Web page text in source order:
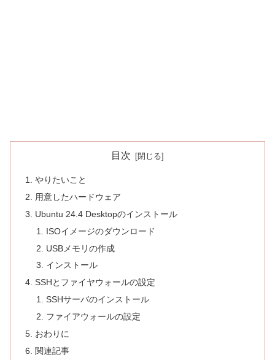
目次
やりたいこと
用意したハードウェア
Ubuntu 24.4 Desktopのインストール
ISOイメージのダウンロード
USBメモリの作成
インストール
SSHとファイヤウォールの設定
SSHサーバのインストール
ファイアウォールの設定
おわりに
関連記事